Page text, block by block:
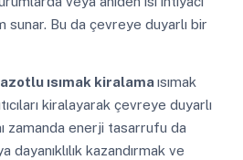
sunar. Bu da çevreye duyarlı bir
ısımak kiralamaısımak
kiralayarak çevreye duyarlı
zamanda enerji tasarrufu da
dayanıklılık kazandırmak ve